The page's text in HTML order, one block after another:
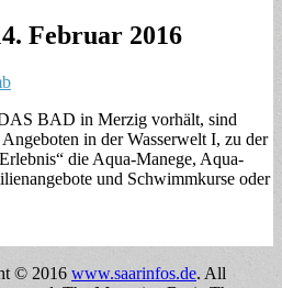
Februar 2016
BAD in Merzig vorhält, sind
in der Wasserwelt I, zu der
die Aqua-Manege, Aqua-
und Schwimmkurse oder
© 2016 www.saarinfos.de. All